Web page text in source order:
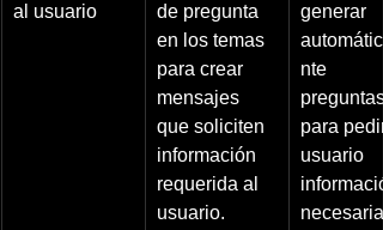
al usuario
de pregunta
en los temas
para crear
mensajes
que soliciten
información
requerida al
usuario.
generar
nte
preguntas
para
usuario
necesaria